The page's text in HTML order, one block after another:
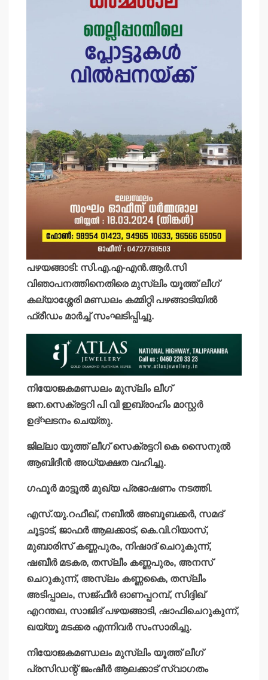
പഴയങ്ങാടി: സി.എ.എ-എന്‍.ആര്‍.സി
വിഞാപനത്തിനെതിരെ മുസ്ലിം യൂത്ത് ലീഗ്
കല്യാശ്ശേരി മണ്ഡലം കമ്മിറ്റി പഴങ്ങാടിയില്‍
ഫ്രീഡം മാര്‍ച്ച് സംഘടിപ്പിച്ചു.
നിയോജകമണ്ഡലം മുസ്ലിം ലീഗ്
ജന.സെക്രട്ടറി പി വി ഇബ്രാഹിം മാസ്റ്റര്‍
ഉദ്ഘടനം ചെയ്തു.
ജില്ലാ യൂത്ത് ലീഗ് സെക്രട്ടറി കെ സൈനുല്‍
ആബിദീന്‍ അധ്യക്ഷത വഹിച്ചു.
ഗഫൂര്‍ മാട്ടൂല്‍ മുഖ്യ പ്രഭാഷണം നടത്തി.
എസ്.യു.റഫീഖ്, നബീല്‍ അബൂബക്കര്‍, സമദ്
ചൂട്ടാട്, ജാഫര്‍ ആലക്കാട്, കെ.വി.റിയാസ്,
മുബാരിസ് കണ്ണപുരം, നിഷാദ് ചെറുകുന്ന്,
ഷബീര്‍ മടകര, തസ്ലീം കണ്ണപുരം, അനസ്
ചെറുകുന്ന്, അസ്ലം കണ്ണകൈ, തസ്ലീം
അടിപ്പാലം, സജ്ഫീര്‍ ഓണപ്പറമ്പ്, സിദ്ദിഖ്
എറന്തല, സാജിദ് പഴയങ്ങാടി, ഷാഫിചെറുകുന്ന്,
ഖയ്യൂ മടക്കര എന്നിവര്‍ സംസാരിച്ചു.
നിയോജകമണ്ഡലം മുസ്ലിം യൂത്ത് ലീഗ്
പ്രസിഡന്റ് ജംഷീര്‍ ആലക്കാട് സ്വാഗതം